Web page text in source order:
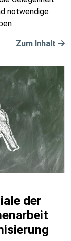
notwendige
Zum Inhalt
der